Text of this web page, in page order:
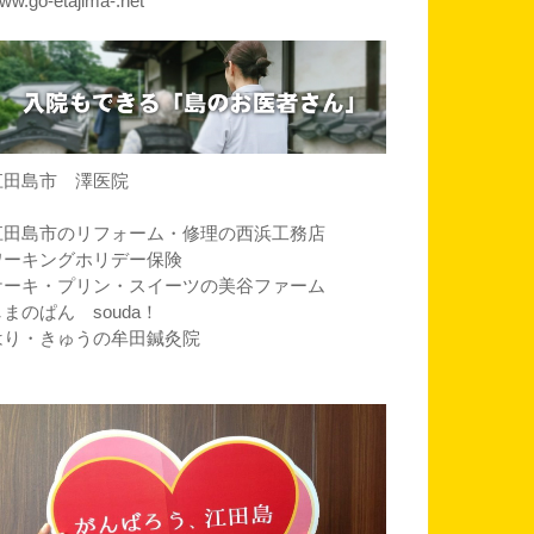
田島市 澤医院
田島市のリフォーム・修理の西浜工務店
ーキングホリデー保険
ーキ・プリン・スイーツの美谷ファーム
まのぱん souda！
り・きゅうの牟田鍼灸院